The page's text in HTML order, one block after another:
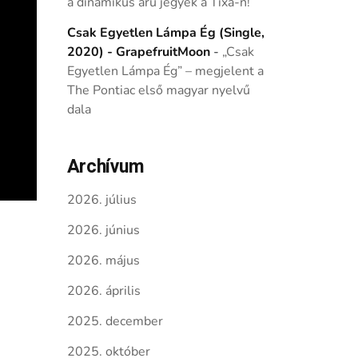
Csak Egyetlen Lámpa Ég (Single,
2020) - GrapefruitMoon- „Csak
Egyetlen Lámpa Ég” – megjelent a
The Pontiac első magyar nyelvű
dala
Archívum
2026. július
2026. június
2026. május
2026. április
2025. december
2025. október